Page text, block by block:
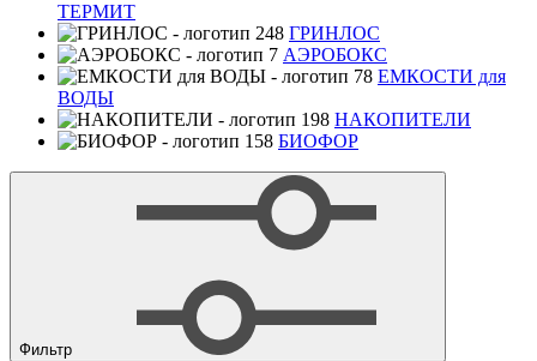
ТЕРМИТ
ГРИНЛОС
АЭРОБОКС
ЕМКОСТИ для
ВОДЫ
НАКОПИТЕЛИ
БИОФОР
Фильтр